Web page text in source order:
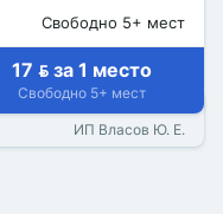
Свободно 5+ мест
17  за 1 место
Свободно 5+ мест
ИП Власов Ю. Е.